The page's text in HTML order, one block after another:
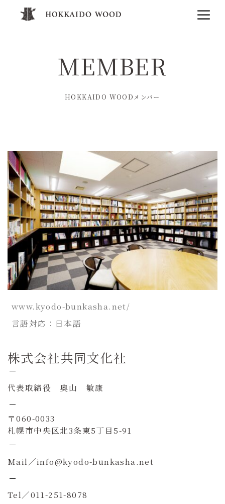
MEMBER
HOKKAIDO WOODメンバー
www.kyodo-bunkasha.net/
言語対応：日本語
株式会社共同文化社
代表取締役 奧山 敏康
〒060-0033
札幌市中央区北3条東5丁目5-91
Mail／info@kyodo-bunkasha.net
Tel／011-251-8078